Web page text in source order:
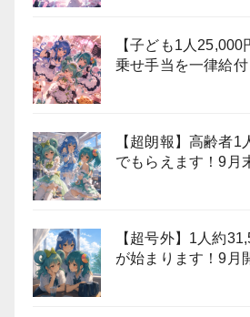
【子ども1人
乗せ手当を一律給
【超朗報】高齢者
でもらえます！9月
【超号外】1人約
が始まります！9月